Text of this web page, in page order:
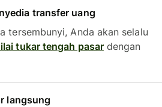
transfer uang
tersembunyi, Anda akan selalu
tukar tengah pasardengan
langsung